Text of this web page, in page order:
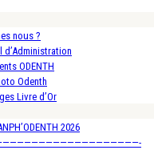
nous ?
d’Administration
ODENTH
Odenth
Livre d’Or
2026